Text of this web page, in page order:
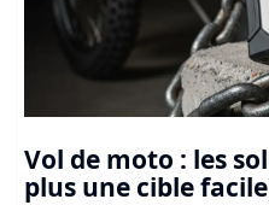
Vol de moto : les
plus une cible